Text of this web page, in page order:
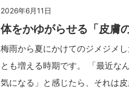
2026年6月11日
体をかゆがらせる「皮膚
梅雨から夏にかけてのジメジメ
とも増える時期です。 「最近な
気になる」と感じたら、それは